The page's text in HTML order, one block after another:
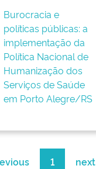
Burocracia e
políticas públicas: a
implementação da
Política Nacional de
Humanização dos
Serviços de Saúde
em Porto Alegre/RS
1 next